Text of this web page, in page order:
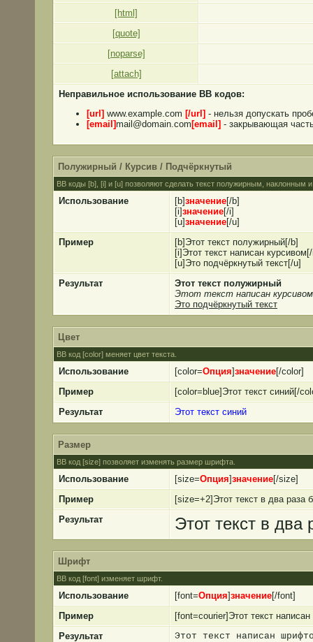
[html]
[quote]
[noparse]
[attach]
Неправильное использование BB кодов:
[url] www.example.com [/url] - нельзя допускать
[email]mail@domain.com [email] - закрывающая
Полужирный / Курсив / Подчёркнутый
BB коды [b], [i] и [u] позволяют сделать текст полужирным, наклонным
Использование [b]значение[/b]
[i]значение[/i]
[u]значение[/u]
Пример
[b]Этот текст полужирный[/b]
[i]Этот текст написан
[u]Это подчёркнутый текст[/u]
Результат
Этот текст полужирный
Этот текст написан курсивом
Это подчёркнутый текст
Цвет
BB код [color] меняет цвет текста.
Использование [color=Опция]значение[/color]
Пример
[color=blue]Этот текст синий[/
Результат
Этот текст синий
Размер
BB код [size] позволяет изменять размер шрифта.
Использование [size=Опция]значение[/size]
Пример
[size=+2]Этот текст в два раза
Результат
Этот текст в
Шрифт
BB код [font] изменяет шрифт.
Использование [font=Опция]значение[/font]
Пример
[font=courier]Этот текст
Результат
Этот текст написан